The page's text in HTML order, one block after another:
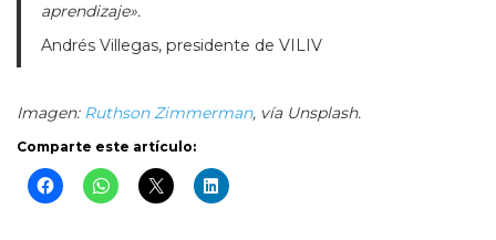
aprendizaje».
Andrés Villegas, presidente de VILIV
Imagen: Ruthson Zimmerman, vía Unsplash.
Comparte este artículo: